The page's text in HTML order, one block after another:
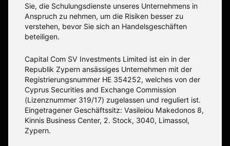
Sie, die Schulungsdienste unseres Unternehmens in
Anspruch zu nehmen, um die Risiken besser zu
verstehen, bevor Sie sich an Handelsgeschäften
beteiligen.
Capital Com SV Investments Limited ist ein in der
Republik Zypern ansässiges Unternehmen mit der
Registrierungsnummer HE 354252, welches von der
Cyprus Securities and Exchange Commission
(Lizenznummer 319/17) zugelassen und reguliert ist.
Eingetragener Geschäftssitz: Vasileiou Makedonos 8,
Kinnis Business Center, 2. Stock, 3040, Limassol,
Zypern.